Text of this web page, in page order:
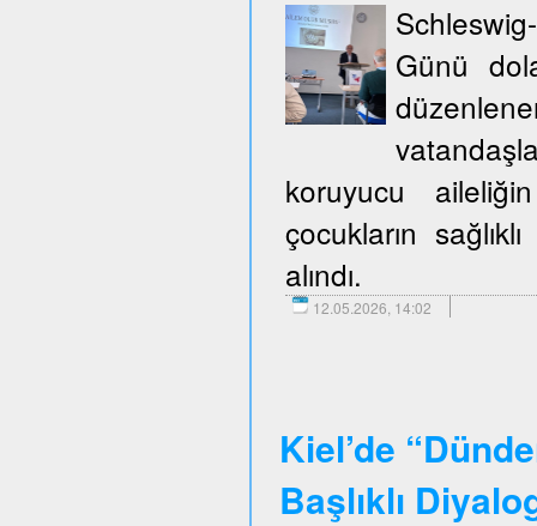
Günü
koruyucu
çocukların
alındı.
12.05.2026, 14:02
Kiel’de
Başlıklı